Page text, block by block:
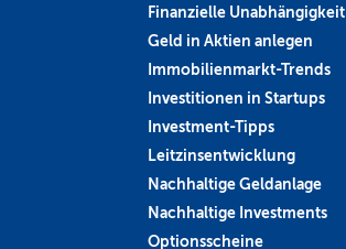
Finanzielle Unabhängigkeit
Geld in Aktien anlegen
Immobilienmarkt-Trends
Investitionen in Startups
Investment-Tipps
Leitzinsentwicklung
Nachhaltige Geldanlage
Nachhaltige Investments
Optionsscheine